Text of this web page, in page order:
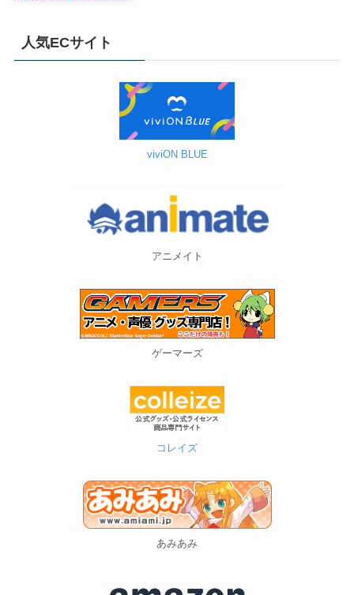
人気ECサイト
viviON BLUE
アニメイト
ゲーマーズ
コレイズ
あみあみ